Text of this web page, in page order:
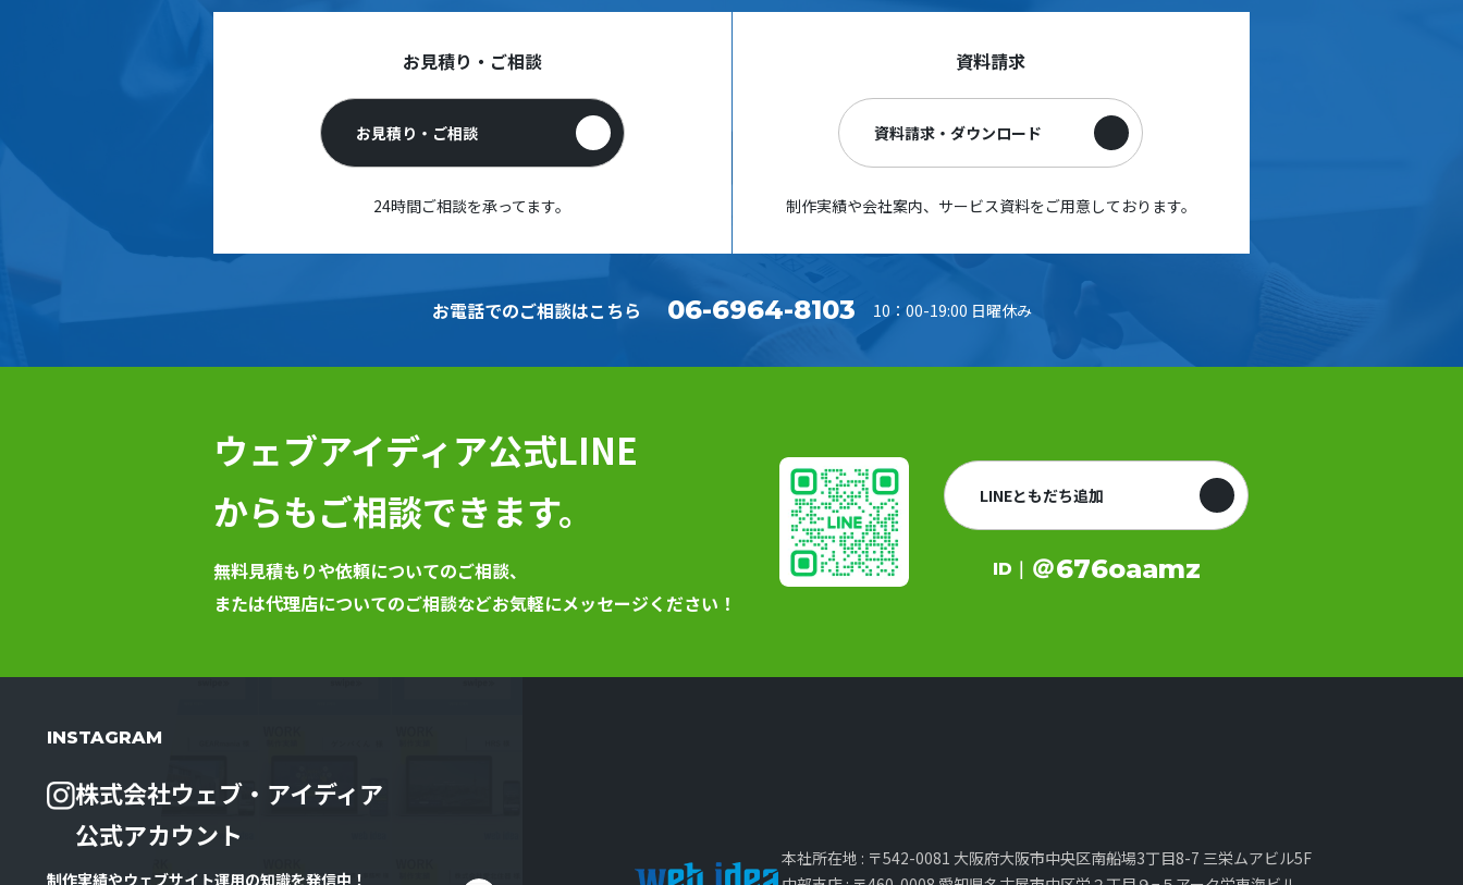
お見積り・ご相談
お見積り・ご相談
24時間ご相談を承ってます。
資料請求
資料請求・ダウンロード
制作実績や会社案内、サービス資料をご用意しております。
お電話でのご相談はこちら 06-6964-8103 10：00-19:00 日曜休み
ウェブアイディア公式LINE
からもご相談できます。
無料見積もりや依頼についてのご相談、
または代理店についてのご相談などお気軽にメッセージください！
LINEともだち追加
ID｜ ＠676oaamz
INSTAGRAM
株式会社ウェブ・アイディア
公式アカウント
制作実績やウェブサイト運用の知識を発信中！
本社所在地 : 〒542-0081 大阪府大阪市中央区南船場3丁目8-7 三栄ムアビル5F